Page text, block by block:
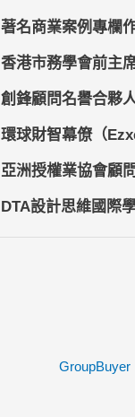
著名商業案例專欄
香港市務學會前主
創鋒顧問名譽合夥
環球財智幕僚（
亞洲授權業協會顧問
DTA設計思維國際
GroupBuyer